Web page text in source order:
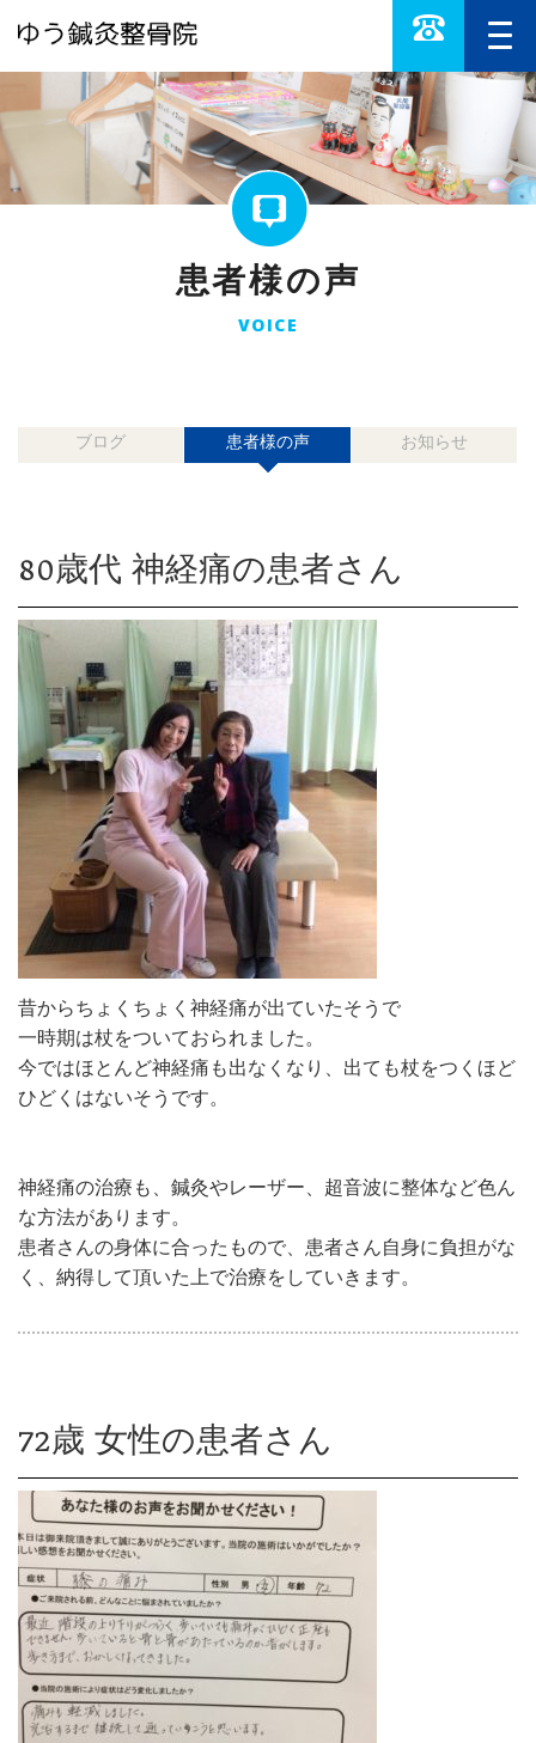
患者様の声
VOICE
ブログ 患者様の声 お知らせ
80歳代 神経痛の患者さん
昔からちょくちょく神経痛が出ていたそうで
一時期は杖をついておられました。
今ではほとんど神経痛も出なくなり、出ても杖をつくほど
ひどくはないそうです。
神経痛の治療も、鍼灸やレーザー、超音波に整体など色ん
な方法があります。
患者さんの身体に合ったもので、患者さん自身に負担がな
く、納得して頂いた上で治療をしていきます。
72歳 女性の患者さん